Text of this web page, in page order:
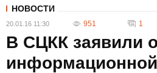
НОВОСТИ
20.01.16 11:30 951 1
В СЦКК заявили